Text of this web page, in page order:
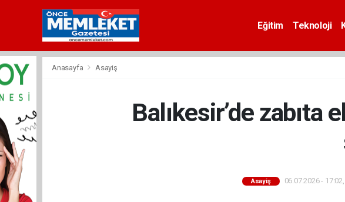
Eğitim Teknoloji
Anasayfa Asayiş
Balıkesir’de
Asayiş 06.07.2026 -